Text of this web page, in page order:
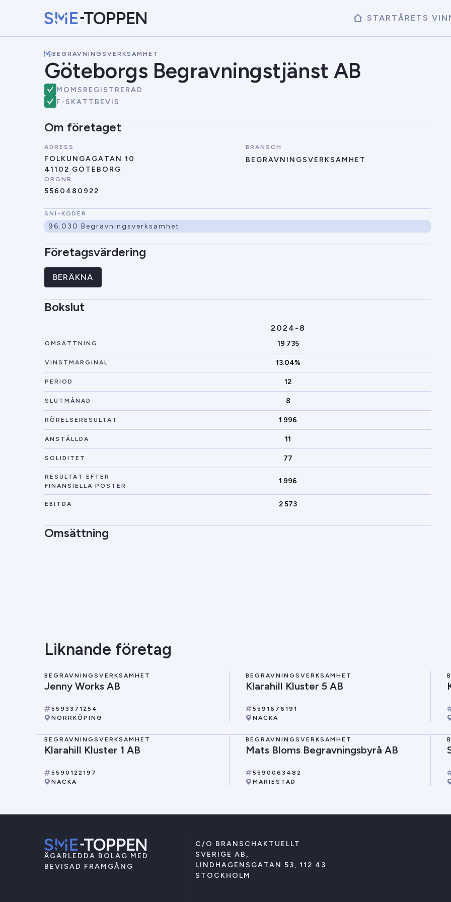
STARTÅRETS
\BEGRAVNINGSVERKSAMHET
Göteborgs Begravningstjänst AB
MOMSREGISTRERAD
F-SKATTBEVIS
Om företaget
ADRESS
FOLKUNGAGATAN 10
41102 GÖTEBORG
BRANSCH
BEGRAVNINGSVERKSAMHET
ORGNR
5560480922
SNI-KODER
96.030 Begravningsverksamhet
Företagsvärdering
BERÄKNA
Bokslut
2024-8
OMSÄTTNING 19 735
VINSTMARGINAL 13.04%
PERIOD 12
SLUTMÅNAD 8
RÖRELSERESULTAT 1 996
ANSTÄLLDA 11
SOLIDITET 77
RESULTAT EFTER
FINANSIELLA POSTER
1 996
EBITDA 2 573
Omsättning
Liknande företag
BEGRAVNINGSVERKSAMHET
Jenny Works AB
5593371254
NORRKÖPING
BEGRAVNINGSVERKSAMHET
Klarahill Kluster 5 AB
5591676191
NACKA
BEGRAVNINGSVERKSAMHET
Klarahill Kluster 1 AB
5590122197
NACKA
BEGRAVNINGSVERKSAMHET
Mats Bloms Begravningsbyrå AB
5590063482
MARIESTAD
ÄGARLEDDA BOLAG MED
BEVISAD FRAMGÅNG
C/O BRANSCHAKTUELLT
SVERIGE AB,
LINDHAGENSGATAN 53, 112 43
STOCKHOLM